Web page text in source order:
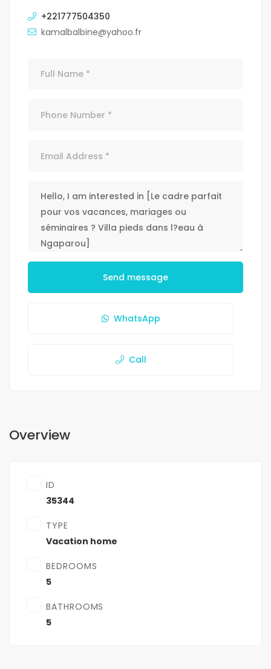
+221777504350
kamalbalbine@yahoo.fr
Send message
WhatsApp
Call
Overview
ID
35344
TYPE
Vacation home
BEDROOMS
5
BATHROOMS
5